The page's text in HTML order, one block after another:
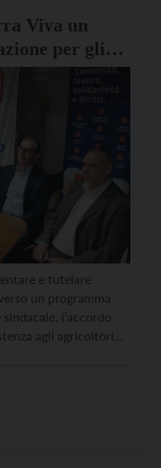
Viva un
per gli
e tutelare
un programma
l’accordo
agli agricoltori